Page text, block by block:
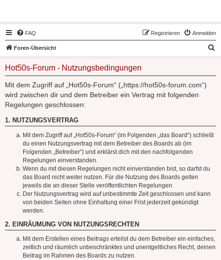
FAQ Anmelden
Registrieren
Foren-Übersicht
Hot50s-Forum - Nutzungsbedingungen
Mit dem Zugriff auf „Hot50s-Forum“ („https://hot50s-forum.com“)
wird zwischen dir und dem Betreiber ein Vertrag mit folgenden
Regelungen geschlossen:
1. NUTZUNGSVERTRAG
Mit dem Zugriff auf „Hot50s-Forum“ (im Folgenden „das Board“) schließt
du einen Nutzungsvertrag mit dem Betreiber des Boards ab (im
Folgenden „Betreiber“) und erklärst dich mit den nachfolgenden
Regelungen einverstanden.
Wenn du mit diesen Regelungen nicht einverstanden bist, so darfst du
das Board nicht weiter nutzen. Für die Nutzung des Boards gelten
jeweils die an dieser Stelle veröffentlichten Regelungen.
Der Nutzungsvertrag wird auf unbestimmte Zeit geschlossen und kann
von beiden Seiten ohne Einhaltung einer Frist jederzeit gekündigt
werden.
2. EINRÄUMUNG VON NUTZUNGSRECHTEN
Mit dem Erstellen eines Beitrags erteilst du dem Betreiber ein einfaches,
zeitlich und räumlich unbeschränktes und unentgeltliches Recht, deinen
Beitrag im Rahmen des Boards zu nutzen.